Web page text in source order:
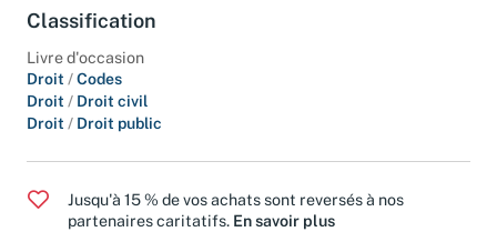
Classification
Livre d'occasion
Droit / Codes
Droit / Droit civil
Jusqu'à 15 % de vos achats sont reversés à nos
partenaires caritatifs.
En savoir plus